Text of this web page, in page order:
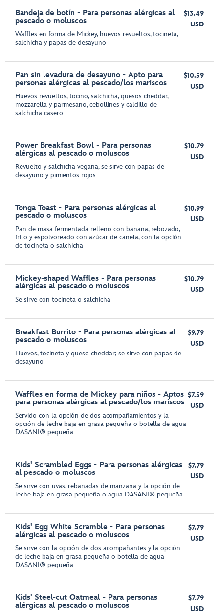
Bandeja de botín - Para personas alérgicas al
pescado o moluscos
Waffles en forma de Mickey, huevos revueltos, tocineta,
salchicha y papas de desayuno
$13.49
USD
Pan sin levadura de desayuno - Apto para
personas alérgicas al pescado/los mariscos
Huevos revueltos, tocino, salchicha, quesos cheddar,
mozzarella y parmesano, cebollines y caldillo de
salchicha casero
$10.59
USD
Power Breakfast Bowl - Para personas
alérgicas al pescado o moluscos
Revuelto y salchicha vegana, se sirve con papas de
desayuno y pimientos rojos
$10.79
USD
Tonga Toast - Para personas alérgicas al
pescado o moluscos
Pan de masa fermentada relleno con banana, rebozado,
frito y espolvoreado con azúcar de canela, con la opción
de tocineta o salchicha
$10.99
USD
Mickey-shaped Waffles - Para personas
alérgicas al pescado o moluscos
Se sirve con tocineta o salchicha
$10.79
USD
Breakfast Burrito - Para personas alérgicas al
pescado o moluscos
Huevos, tocineta y queso cheddar; se sirve con papas de
desayuno
$9.79
USD
Waffles en forma de Mickey para niños - Aptos
para personas alérgicas al pescado/los mariscos
Servido con la opción de dos acompañamientos y la
opción de leche baja en grasa pequeña o botella de agua
DASANI® pequeña
$7.59
USD
Kids' Scrambled Eggs - Para personas alérgicas
al pescado o moluscos
Se sirve con uvas, rebanadas de manzana y la opción de
leche baja en grasa pequeña o agua DASANI® pequeña
$7.79
USD
Kids' Egg White Scramble - Para personas
alérgicas al pescado o moluscos
Se sirve con la opción de dos acompañantes y la opción
de leche baja en grasa pequeña o botella de agua
DASANI® pequeña
$7.79
USD
Kids' Steel-cut Oatmeal - Para personas
alérgicas al pescado o moluscos
$7.79
USD